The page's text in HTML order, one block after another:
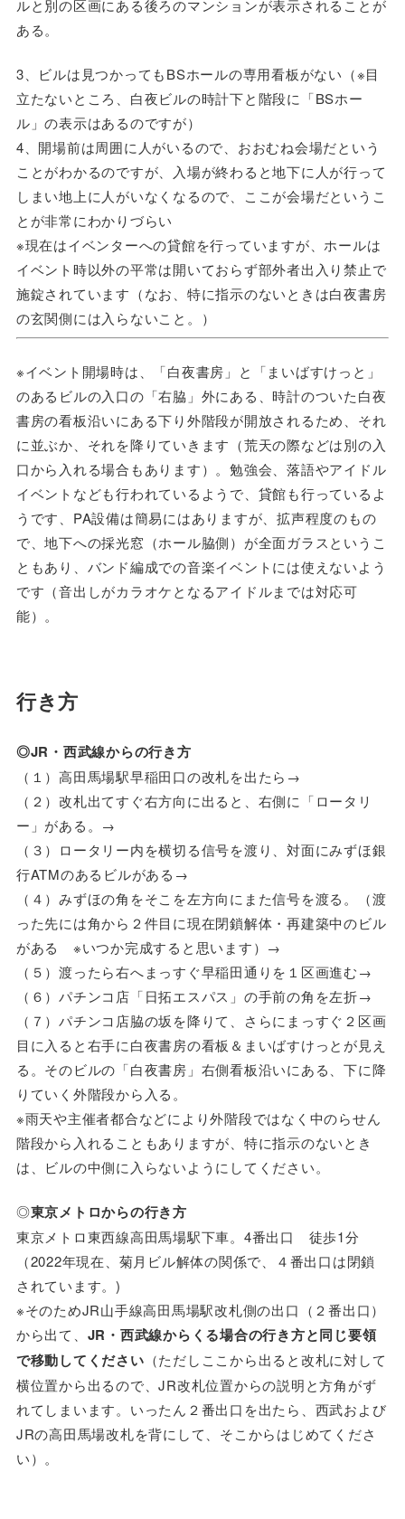
ルと別の区画にある後ろのマンションが表示されることが
ある。
3、ビルは見つかってもBSホールの専用看板がない（※目
立たないところ、白夜ビルの時計下と階段に「BSホー
ル」の表示はあるのですが）
4、開場前は周囲に人がいるので、おおむね会場だという
ことがわかるのですが、入場が終わると地下に人が行って
しまい地上に人がいなくなるので、ここが会場だというこ
とが非常にわかりづらい
※現在はイベンターへの貸館を行っていますが、ホールは
イベント時以外の平常は開いておらず部外者出入り禁止で
施錠されています（なお、特に指示のないときは白夜書房
の玄関側には入らないこと。）
※イベント開場時は、「白夜書房」と「まいばすけっと」
のあるビルの入口の「右脇」外にある、時計のついた白夜
書房の看板沿いにある下り外階段が開放されるため、それ
に並ぶか、それを降りていきます（荒天の際などは別の入
口から入れる場合もあります）。勉強会、落語やアイドル
イベントなども行われているようで、貸館も行っているよ
うです、PA設備は簡易にはありますが、拡声程度のもの
で、地下への採光窓（ホール脇側）が全面ガラスというこ
ともあり、バンド編成での音楽イベントには使えないよう
です（音出しがカラオケとなるアイドルまでは対応可
能）。
行き方
◎JR・西武線からの行き方
（１）高田馬場駅早稲田口の改札を出たら→
（２）改札出てすぐ右方向に出ると、右側に「ロータリ
ー」がある。→
（３）ロータリー内を横切る信号を渡り、対面にみずほ銀
行ATMのあるビルがある→
（４）みずほの角をそこを左方向にまた信号を渡る。（渡
った先には角から２件目に現在閉鎖解体・再建築中のビル
がある ※いつか完成すると思います）→
（５）渡ったら右へまっすぐ早稲田通りを１区画進む→
（６）パチンコ店「日拓エスパス」の手前の角を左折→
（７）パチンコ店脇の坂を降りて、さらにまっすぐ２区画
目に入ると右手に白夜書房の看板＆まいばすけっとが見え
る。そのビルの「白夜書房」右側看板沿いにある、下に降
りていく外階段から入る。
※雨天や主催者都合などにより外階段ではなく中のらせん
階段から入れることもありますが、特に指示のないとき
は、ビルの中側に入らないようにしてください。
◎東京メトロからの行き方
東京メトロ東西線高田馬場駅下車。4番出口 徒歩1分
（2022年現在、菊月ビル解体の関係で、４番出口は閉鎖
されています。)
※そのためJR山手線高田馬場駅改札側の出口（２番出口）
から出て、 JR・西武線からくる場合の行き方と同じ要領
で移動してください （ただしここから出ると改札に対して
横位置から出るので、JR改札位置からの説明と方角がず
れてしまいます。いったん２番出口を出たら、西武および
JRの高田馬場改札を背にして、そこからはじめてくださ
い）。